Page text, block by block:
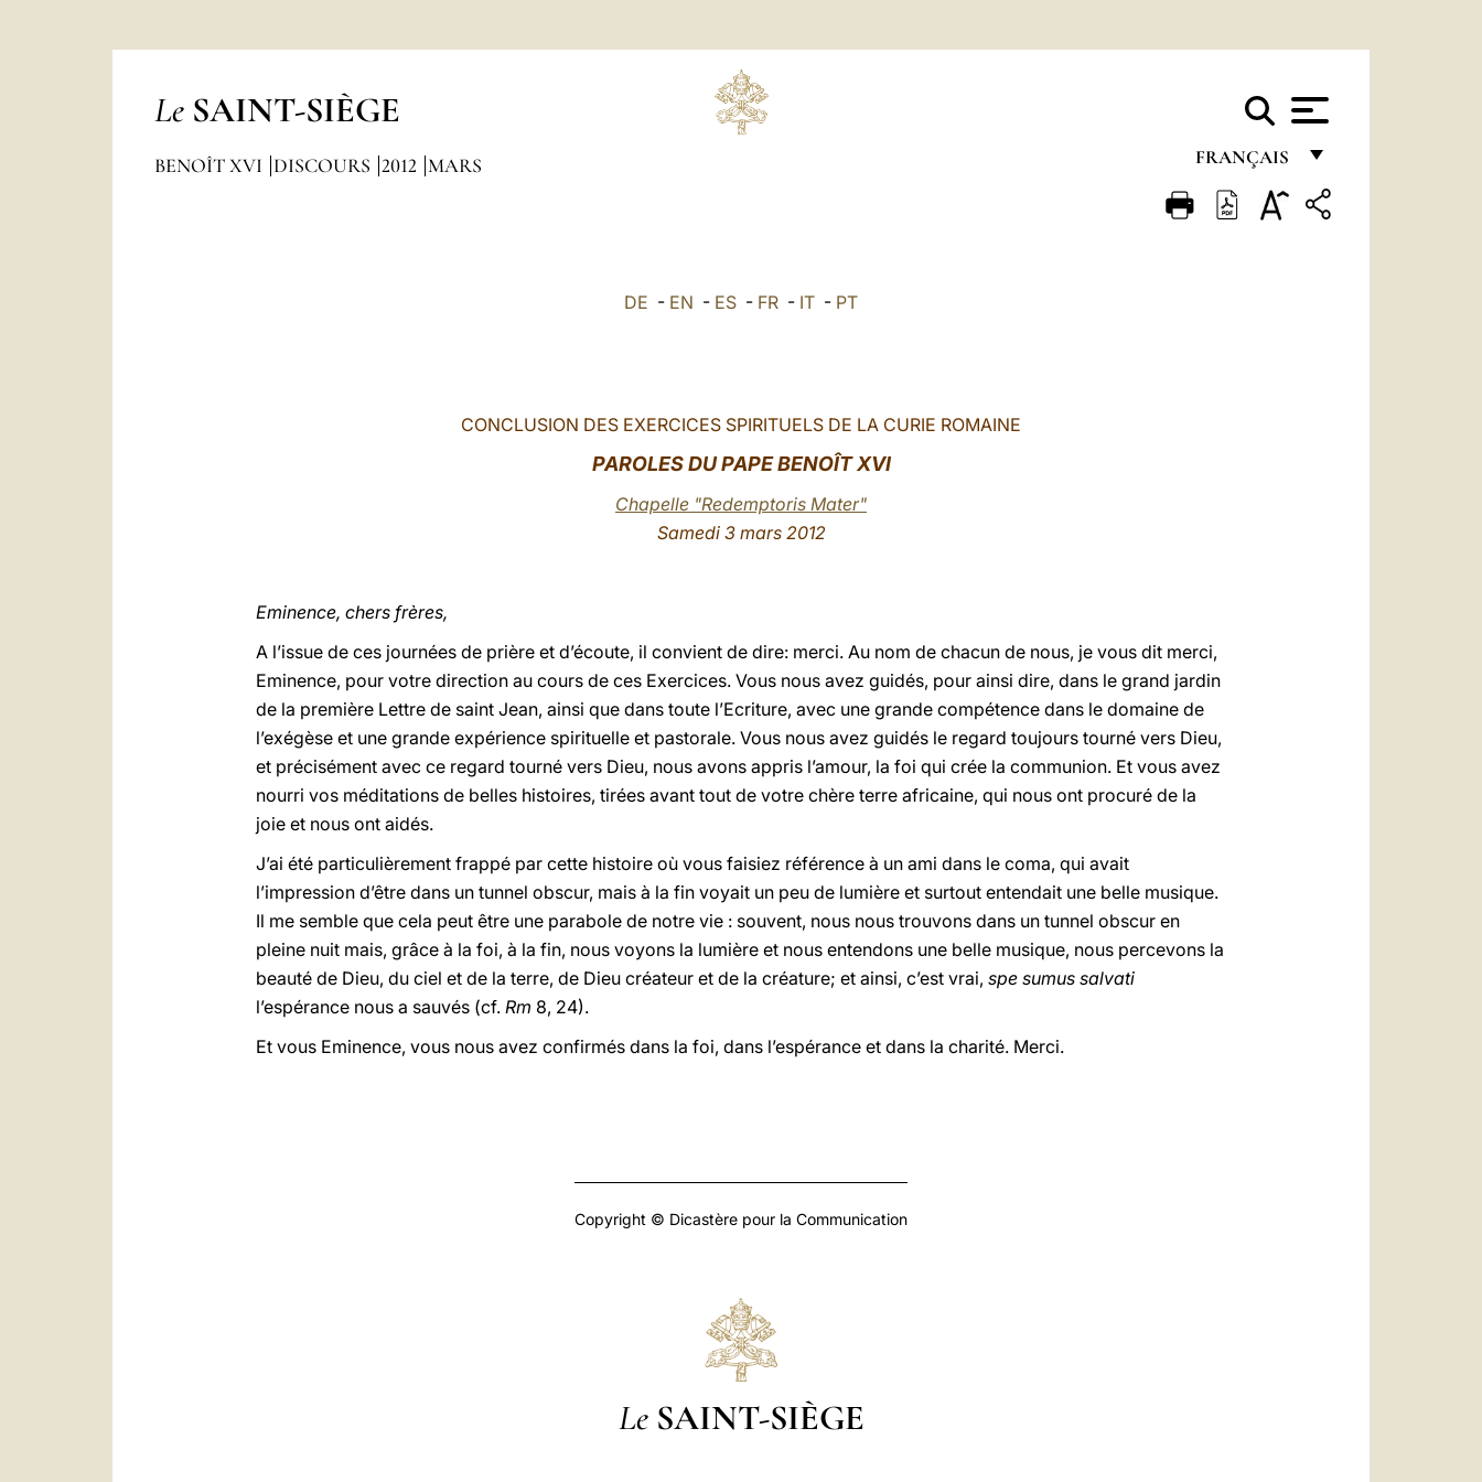
Le SAINT-SIÈGE
FRANÇAIS
FRANÇAIS
BENOÎT XVI DISCOURS 2012 MARS
DE - EN - ES - FR - IT - PT
CONCLUSION DES EXERCICES SPIRITUELS DE LA CURIE ROMAINE
PAROLES DU PAPE BENOÎT XVI
Chapelle "Redemptoris Mater"
Samedi 3 mars 2012
Eminence, chers frères,
A l’issue de ces journées de prière et d’écoute, il convient de dire: merci. Au nom de chacun de nous, je vous dit merci,
Eminence, pour votre direction au cours de ces Exercices. Vous nous avez guidés, pour ainsi dire, dans le grand jardin
de la première Lettre de saint Jean, ainsi que dans toute l’Ecriture, avec une grande compétence dans le domaine de
l’exégèse et une grande expérience spirituelle et pastorale. Vous nous avez guidés le regard toujours tourné vers Dieu,
et précisément avec ce regard tourné vers Dieu, nous avons appris l’amour, la foi qui crée la communion. Et vous avez
nourri vos méditations de belles histoires, tirées avant tout de votre chère terre africaine, qui nous ont procuré de la
joie et nous ont aidés.
J’ai été particulièrement frappé par cette histoire où vous faisiez référence à un ami dans le coma, qui avait
l’impression d’être dans un tunnel obscur, mais à la fin voyait un peu de lumière et surtout entendait une belle musique.
Il me semble que cela peut être une parabole de notre vie : souvent, nous nous trouvons dans un tunnel obscur en
pleine nuit mais, grâce à la foi, à la fin, nous voyons la lumière et nous entendons une belle musique, nous percevons la
beauté de Dieu, du ciel et de la terre, de Dieu créateur et de la créature; et ainsi, c’est vrai, spe sumus salvati
l’espérance nous a sauvés (cf. Rm 8, 24).
Et vous Eminence, vous nous avez confirmés dans la foi, dans l’espérance et dans la charité. Merci.
Copyright © Dicastère pour la Communication
Le SAINT-SIÈGE